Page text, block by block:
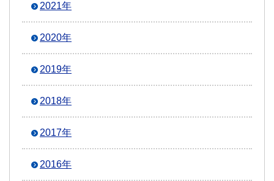
2021年
2020年
2019年
2018年
2017年
2016年